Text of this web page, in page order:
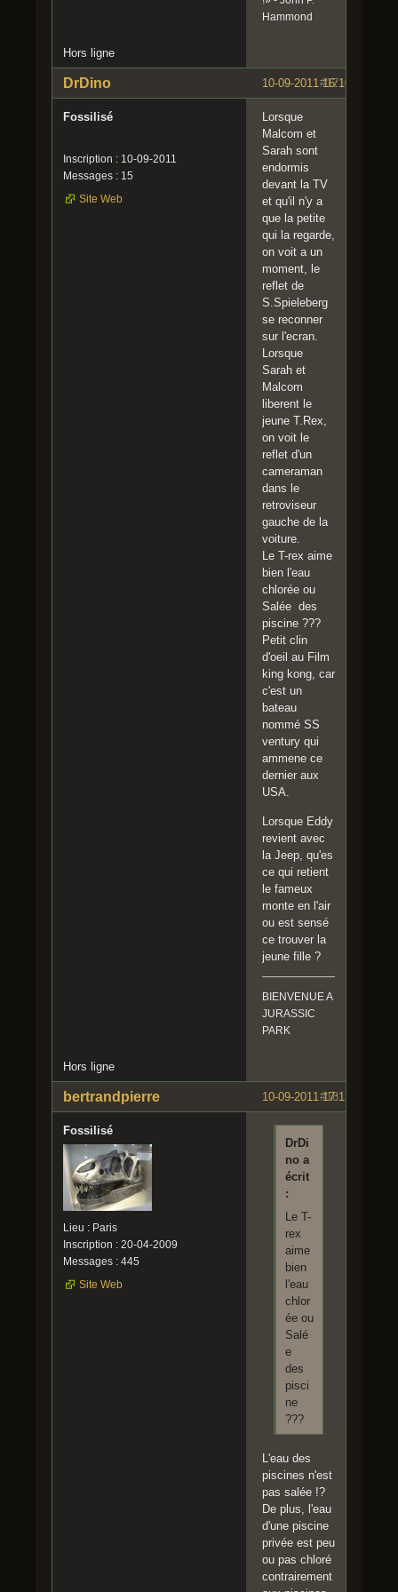
Hammond
Hors ligne
#17
10-09-2011 16:10:32
DrDino
Fossilisé
Inscription : 10-09-2011
Messages : 15
Site Web
Lorsque
Malcom et
Sarah sont
endormis
devant la TV
et qu'il n'y a
que la petite
qui la regarde,
on voit a un
moment, le
reflet de
S.Spieleberg
se reconner
sur l'ecran.
Lorsque
Sarah et
Malcom
liberent le
jeune T.Rex,
on voit le
reflet d'un
cameraman
dans le
retroviseur
gauche de la
voiture.
Le T-rex aime
bien l'eau
chlorée ou
Salée des
piscine ???
Petit clin
d'oeil au Film
king kong, car
c'est un
bateau
nommé SS
ventury qui
ammene ce
dernier aux
USA.
Lorsque Eddy
revient avec
la Jeep, qu'es
ce qui retient
le fameux
monte en l'air
ou est sensé
ce trouver la
jeune fille ?
BIENVENUE A
JURASSIC
PARK
Hors ligne
#18
10-09-2011 17:11:26
bertrandpierre
Fossilisé
Lieu : Paris
Inscription : 20-04-2009
Messages : 445
Site Web
DrDi
no a
écrit
:
Le T-
rex
aime
bien
l'eau
chlor
ée ou
Salé
e
des
pisci
ne
???
L'eau des
piscines n'est
pas salée !?
De plus, l'eau
d'une piscine
privée est peu
ou pas chloré
contrairement